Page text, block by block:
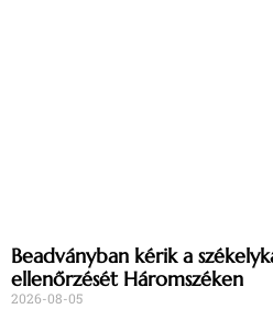
Beadványban kérik a
ellenőrzését Háromszéken
2026-08-05